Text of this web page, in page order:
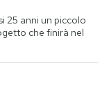
25 anni un piccolo
che finirà nel